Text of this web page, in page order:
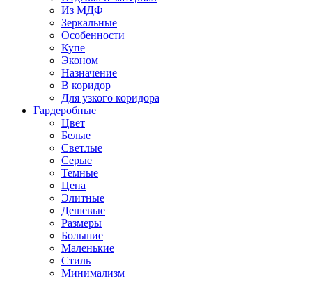
Из МДФ
Зеркальные
Особенности
Купе
Эконом
Назначение
В коридор
Для узкого коридора
Гардеробные
Цвет
Белые
Светлые
Серые
Темные
Цена
Элитные
Дешевые
Размеры
Большие
Маленькие
Стиль
Минимализм